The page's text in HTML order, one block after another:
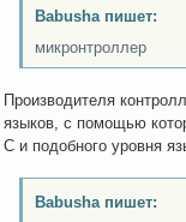
Babusha пишет:
микронтроллер
Производителя
языков, с помощью
С и подобного уровня
Babusha пишет: